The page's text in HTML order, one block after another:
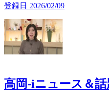
登録日 2026/02/09
高岡-iニュース＆話